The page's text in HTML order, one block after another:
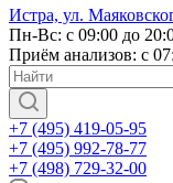
Истра, ул.
Пн-Вс: с 09:00 до
Приём анализов: с
+7 (495) 419-05-95
+7 (495) 992-78-77
+7 (498) 729-32-00